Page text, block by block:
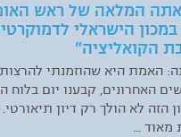
המלאה של ראש
במכון הישראלי
הקואליציה"
האמת היא שהוזמנתי
האחרונים, קבענו יום בלוח
הזה לא הולך רק דיון
מאוד ...